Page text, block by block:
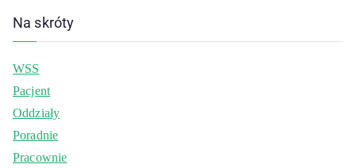
Na skróty
WSS
Pacjent
Oddziały
Poradnie
Pracownie